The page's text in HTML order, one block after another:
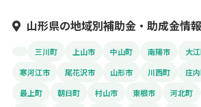
山形県の地域別補助金・助成金情報
三川町 上山市 中山町 南陽市 大
寒河江市
尾花沢市 山形市 川西町 庄
最上町
朝日町 村山市 東根市 河北町